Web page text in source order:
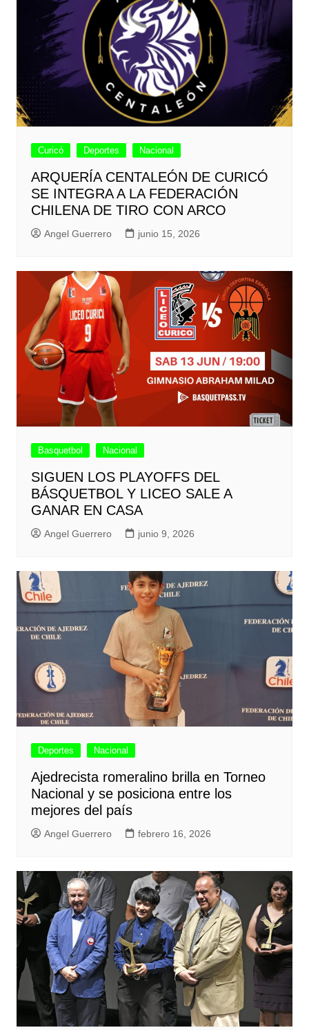
Curicó Deportes Nacional
ARQUERÍA CENTALEÓN DE CURICÓ
SE INTEGRA A LA FEDERACIÓN
CHILENA DE TIRO CON ARCO
Angel Guerrero junio 15, 2026
Basquetbol Nacional
SIGUEN LOS PLAYOFFS DEL
BÁSQUETBOL Y LICEO SALE A
GANAR EN CASA
Angel Guerrero junio 9, 2026
Deportes Nacional
Ajedrecista romeralino brilla en Torneo
Nacional y se posiciona entre los
mejores del país
Angel Guerrero febrero 16, 2026